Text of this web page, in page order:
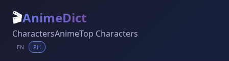
🎬AnimeDict
CharactersAnimeTop Characters
EN PH